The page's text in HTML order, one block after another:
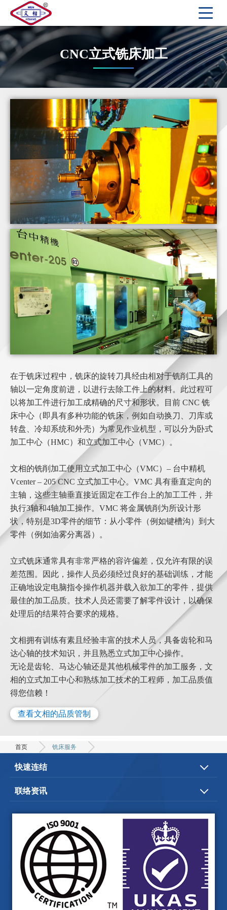
CNC立式铣床加工
在于铣床过程中，铣床的旋转刀具经由相对于铣削工具的
轴以一定角度前进，以进行去除工件上的材料。此过程可
以将加工件进行加工成精确的尺寸和形状。目前 CNC 铣
床中心（即具有多种功能的铣床，例如自动换刀、刀库或
转盘、冷却系统和外壳）为常见作业机型，可以分为卧式
加工中心（HMC）和立式加工中心（VMC）。
文相的铣削加工使用立式加工中心（VMC）– 台中精机
Vcenter – 205 CNC 立式加工中心。VMC 具有垂直定向的
主轴，这些主轴垂直接近固定在工作台上的加工工件，并
执行3轴和4轴加工操作。VMC 将金属铣削为所设计形
状，特别是3D零件的细节：从小零件（例如键槽沟）到大
零件（例如油雾分离器）。
立式铣床通常具有非常严格的容许偏差，仅允许有限的误
差范围。因此，操作人员必须经过良好的基础训练，才能
正确地设定电脑指令操作机器并载入欲加工的零件，提供
最佳的加工品质。技术人员还需要了解零件设计，以确保
处理后的结果符合要求的规格。
文相拥有训练有素且经验丰富的技术人员，具备齿轮和马
达心轴的技术知识，并且熟悉立式加工中心操作。
无论是齿轮、马达心轴还是其他机械零件的加工服务，文
相的立式加工中心和熟练加工技术的工程师，加工品质值
得您信赖！
查看文相的品质管制
首页 铣床服务
快速连结
关於文相
电子型录
联络我们
联络资讯
台中市神冈区大明路220-2 号
+886-4-2524-2819-20
+886-4-2528-0491
wenh.siang@msa.hinet.net